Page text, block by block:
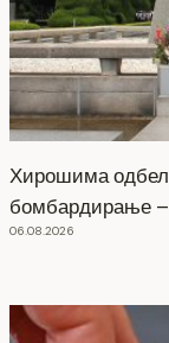
Хирошима
бомбардирање –
06.08.2026